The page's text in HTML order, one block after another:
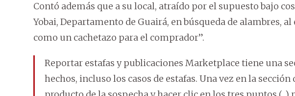
Contó además que a su local, atraído por el supuesto bajo
Yobai, Departamento de Guairá, en búsqueda de alambres,
como un cachetazo para el comprador”.
Reportar estafas y publicaciones Marketplace tiene una
hechos, incluso los casos de estafas. Una vez en la